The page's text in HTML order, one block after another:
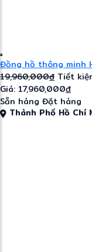
Đồng hồ thông minh
19,960,000đ Tiết
Giá: 17,960,000đ
Sẵn hàng Đặt hàng
Thành Phố Hồ Chí